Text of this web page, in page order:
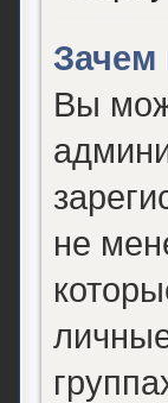
Зачем
Вы
не